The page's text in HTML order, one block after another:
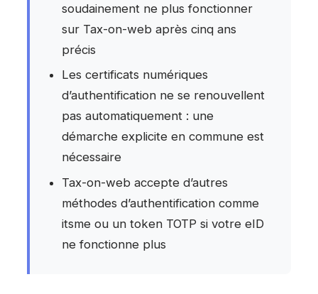
soudainement ne plus fonctionner
sur Tax-on-web après cinq ans
précis
Les certificats numériques
d’authentification ne se renouvellent
pas automatiquement : une
démarche explicite en commune est
nécessaire
Tax-on-web accepte d’autres
méthodes d’authentification comme
itsme ou un token TOTP si votre eID
ne fonctionne plus